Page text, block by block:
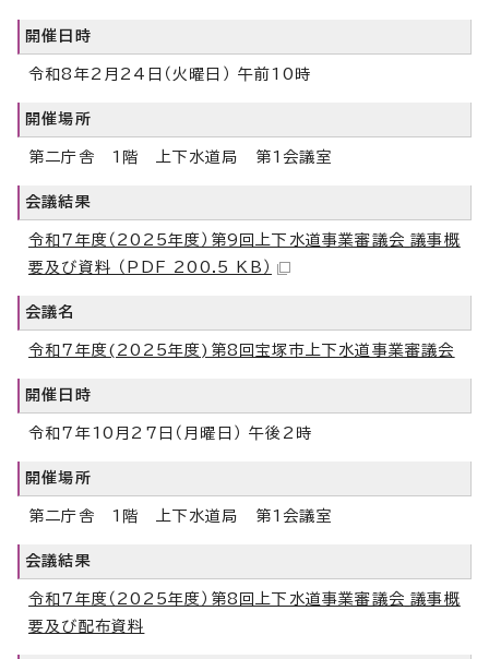
開催日時
令和8年2月24日（火曜日） 午前10時
開催場所
第二庁舎 1階 上下水道局 第1会議室
会議結果
令和7年度（2025年度）第9回上下水道事業審議会_議事概
要及び資料 （PDF 200.5 KB）
会議名
令和7年度(2025年度)第8回宝塚市上下水道事業審議会
開催日時
令和7年10月27日（月曜日） 午後2時
開催場所
第二庁舎 1階 上下水道局 第1会議室
会議結果
令和7年度（2025年度）第8回上下水道事業審議会_議事概
要及び配布資料